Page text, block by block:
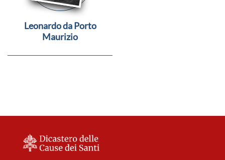
Leonardo da Porto
Maurizio